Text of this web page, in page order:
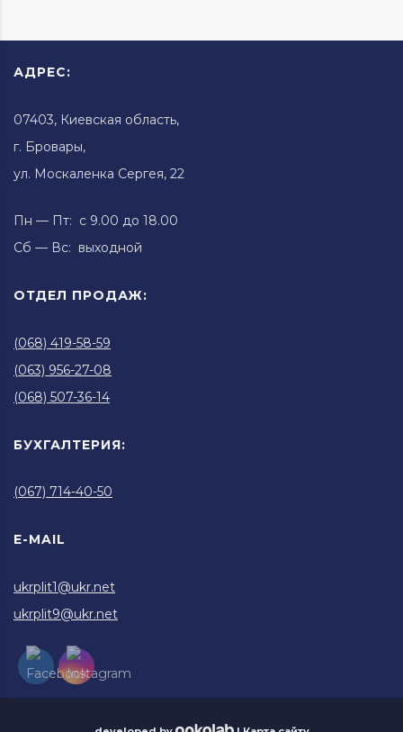
АДРЕС:
07403, Киевская область,
г. Бровары,
ул. Москаленка Сергея, 22
Пн — Пт: с 9.00 до 18.00
Сб — Вс: выходной
ОТДЕЛ ПРОДАЖ:
(068) 419-58-59
(063) 956-27-08
(068) 507-36-14
БУХГАЛТЕРИЯ:
(067) 714-40-50
E-MAIL
ukrplit1@ukr.net
ukrplit9@ukr.net